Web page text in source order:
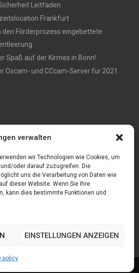
verwalten
wir Technologien wie Cookies, um
oder darauf zuzugreifen. Die
uns die Verarbeitung von Daten wie
dieser Website. Wenn Sie Ihre
kann dies bestimmte Funktionen und
EINSTELLUNGEN ANZEIGEN
policy
Leitfaden
Frankfurt
den Förderprozess eingebettete
Spaß auf der Kirmes in Bonn!
Oscam- und CCcam-Server für 2021